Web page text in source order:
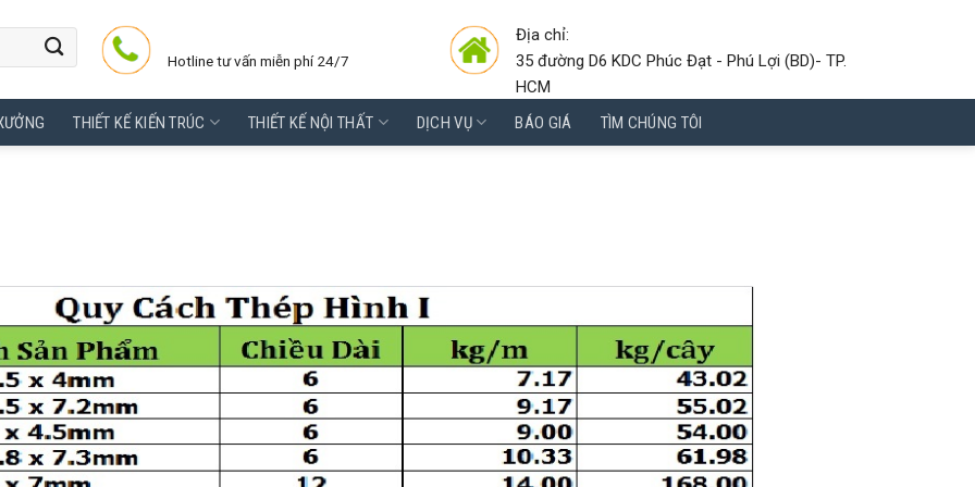
Hotline tư vấn miễn phí 24/7
Địa chỉ:
35 đường D6 KDC Phúc Đạt - Phú Lợi (BD)- TP.
HCM
THIẾT KẾ KIẾN TRÚC THIẾT KẾ NỘI THẤT DỊCH VỤ BÁO GIÁ TÌM CHÚNG TÔI